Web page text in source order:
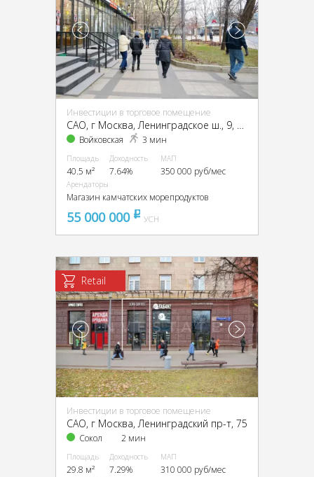
Инвестиции в торговое помещение
CАО, г Москва, Ленинградское ш., 9, кор. 1
Войковская 3 мин
Площадь
40.5 м²
Доходность
7.64%
МАП
350 000 руб/мес
Арендаторы
Магазин камчатских морепродуктов
55 000 000 pуб
УСН
Retail
Инвестиции в торговое помещение
CАО, г Москва, Ленинградский пр-т, 75
Сокол 2 мин
Площадь
29.8 м²
Доходность
7.29%
МАП
310 000 руб/мес